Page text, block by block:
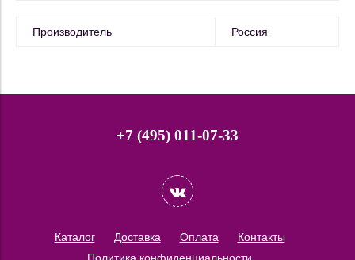
Производитель Россия
+7 (495) 011-07-33
Каталог Доставка Оплата
Контакты